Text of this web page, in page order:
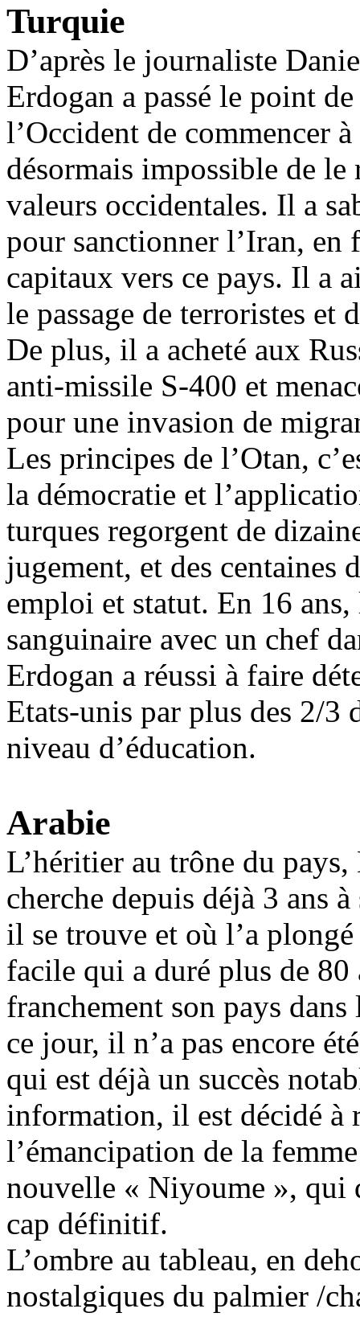
Turquie
D’après le journaliste
Erdogan a passé le point
l’Occident de commencer
désormais impossible de
valeurs occidentales. Il a
pour sanctionner l’Iran, en
capitaux vers ce pays. Il a
le passage de terroristes et
De plus, il a acheté aux
anti-missile S-400 et
pour une invasion de
Les principes de l’Otan,
la démocratie et
turques regorgent de
jugement, et des centaines
emploi et statut. En 16
sanguinaire avec un chef
Erdogan a réussi à faire
Etats-unis par plus des 2/3
niveau d’éducation.
Arabie
L’héritier au trône du
cherche depuis déjà 3 ans
il se trouve et où l’a
facile qui a duré plus de
franchement son pays
ce jour, il n’a pas encore
qui est déjà un succès
information, il est décidé à
l’émancipation de la
nouvelle « Niyoume », qui
cap définitif.
L’ombre au tableau, en
nostalgiques du palmier /